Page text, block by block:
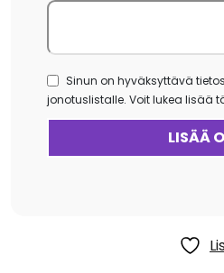
Sinun on hyväksyttävä
jonotuslistalle. Voit lukea lisää